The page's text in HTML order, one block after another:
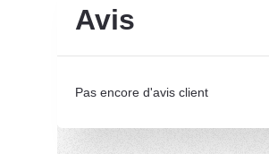
Avis
Pas encore d'avis client